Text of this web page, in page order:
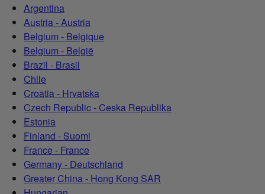
Argentina
Austria - Austria
Belgium - Belgique
Belgium - België
Brazil - Brasil
Chile
Croatia - Hrvatska
Czech Republic - Ceska Republika
Estonia
Finland - Suomi
France - France
Germany - Deutschland
Greater China - Hong Kong SAR